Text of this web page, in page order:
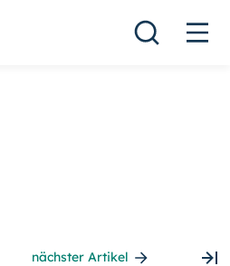
nächster Artikel